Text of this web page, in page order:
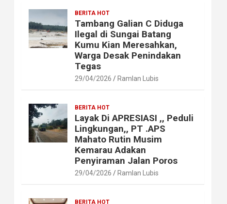
BERITA HOT
Tambang Galian C Diduga
Ilegal di Sungai Batang
Kumu Kian Meresahkan,
Warga Desak Penindakan
Tegas
29/04/2026 Ramlan Lubis
BERITA HOT
Layak Di APRESIASI ,, Peduli
Lingkungan,, PT .APS
Mahato Rutin Musim
Kemarau Adakan
Penyiraman Jalan Poros
29/04/2026 Ramlan Lubis
BERITA HOT